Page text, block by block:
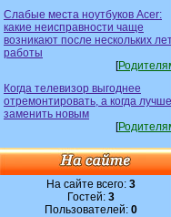
Слабые места ноутбуков Acer:
какие неисправности чаще
возникают после нескольких
работы
[
Когда телевизор выгоднее
отремонтировать, а когда лучше
заменить новым
[
На сайте всего: 3
Гостей: 3
Пользователей: 0